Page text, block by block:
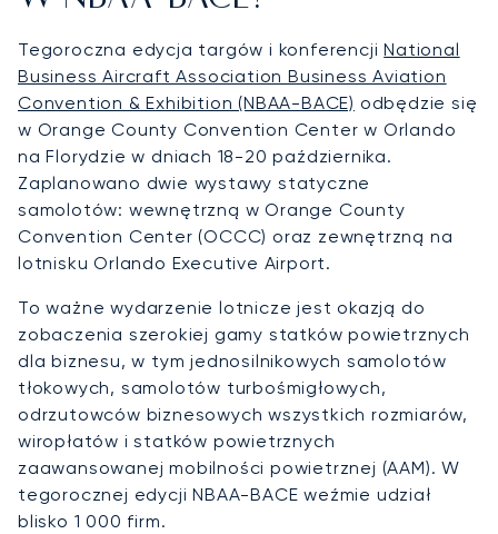
Tegoroczna edycja targów i konferencjiNational
Business Aircraft Association Business Aviation
Convention & Exhibition (NBAA-BACE) odbędzie się
w Orange County Convention Center w Orlando
na Florydzie w dniach 18-20 października.
Zaplanowano dwie wystawy statyczne
samolotów: wewnętrzną w Orange County
Convention Center (OCCC) oraz zewnętrzną na
lotnisku Orlando Executive Airport.
To ważne wydarzenie lotnicze jest okazją do
zobaczenia szerokiej gamy statków powietrznych
dla biznesu, w tym jednosilnikowych samolotów
tłokowych, samolotów turbośmigłowych,
odrzutowców biznesowych wszystkich rozmiarów,
wiropłatów i statków powietrznych
zaawansowanej mobilności powietrznej (AAM). W
tegorocznej edycji NBAA-BACE weźmie udział
blisko 1 000 firm.